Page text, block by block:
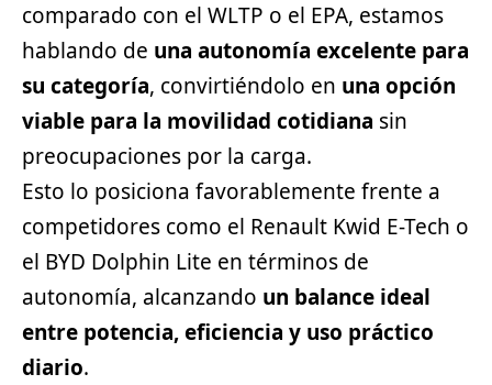
comparado con el WLTP o el EPA, estamos
hablando de una autonomía excelente para
su categoría, convirtiéndolo en una opción
viable para la movilidad cotidiana sin
preocupaciones por la carga.
Esto lo posiciona favorablemente frente a
competidores como el Renault Kwid E-Tech o
el BYD Dolphin Lite en términos de
autonomía, alcanzando un balance ideal
entre potencia, eficiencia y uso práctico
diario.